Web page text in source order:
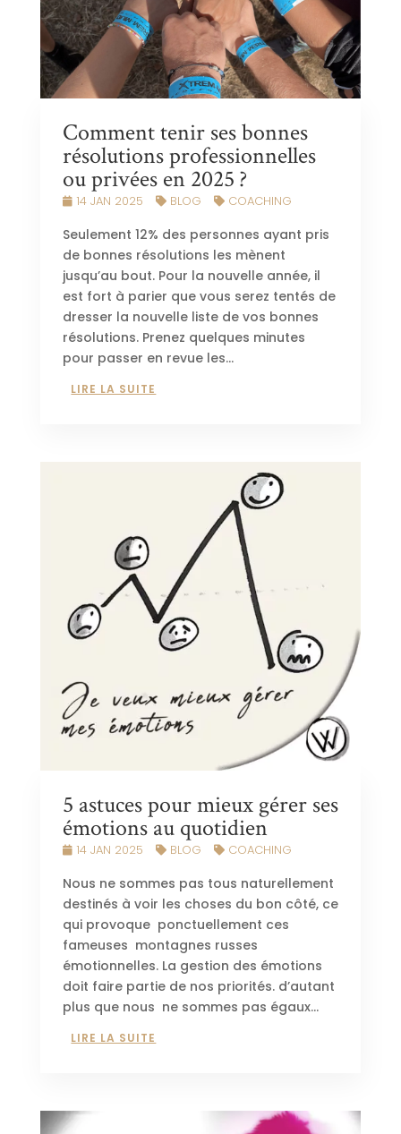
Comment tenir ses bonnes
résolutions professionnelles
ou privées en 2025 ?
14 JAN 2025 BLOG COACHING
Seulement 12% des personnes ayant pris
de bonnes résolutions les mènent
jusqu’au bout. Pour la nouvelle année, il
est fort à parier que vous serez tentés de
dresser la nouvelle liste de vos bonnes
résolutions. Prenez quelques minutes
pour passer en revue les...
LIRE LA SUITE
5 astuces pour mieux gérer ses
émotions au quotidien
14 JAN 2025 BLOG COACHING
Nous ne sommes pas tous naturellement
destinés à voir les choses du bon côté, ce
qui provoque ponctuellement ces
fameuses montagnes russes
émotionnelles. La gestion des émotions
doit faire partie de nos priorités. d’autant
plus que nous ne sommes pas égaux...
LIRE LA SUITE